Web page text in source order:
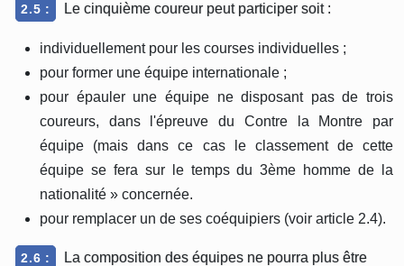
2.5 : Le cinquième coureur peut participer soit :
individuellement pour les courses individuelles ;
pour former une équipe internationale ;
pour épauler une équipe ne disposant pas de trois
coureurs, dans l'épreuve du Contre la Montre par
équipe (mais dans ce cas le classement de cette
équipe se fera sur le temps du 3ème homme de la
nationalité » concernée.
pour remplacer un de ses coéquipiers (voir article 2.4).
2.6 :
La composition des équipes ne pourra plus être